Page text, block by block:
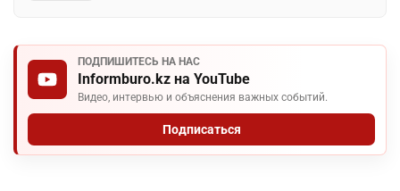
ПОДПИШИТЕСЬ НА НАС
Informburo.kz на YouTube
Видео, интервью и объяснения важных событий.
Подписаться